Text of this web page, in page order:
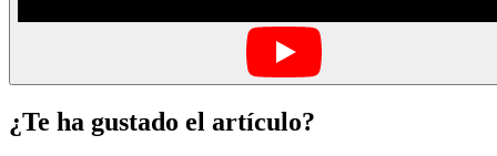
¿Te ha gustado el artículo?